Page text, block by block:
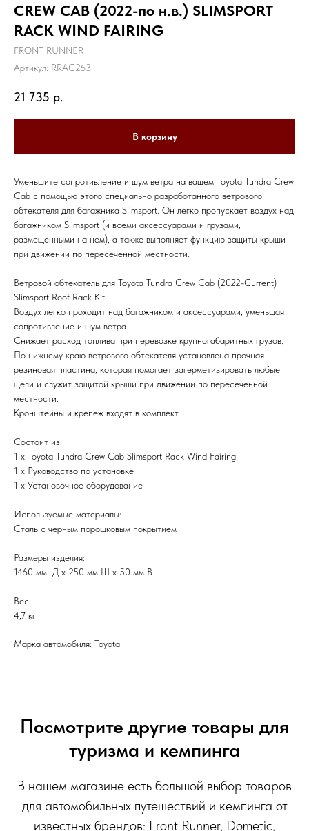
CREW CAB (2022-по н.в.) SLIMSPORT
RACK WIND FAIRING
FRONT RUNNER
Артикул: RRAC263
21 735 р.
В корзину
Уменьшите сопротивление и шум ветра на вашем Toyota Tundra Crew
Cab с помощью этого специально разработанного ветрового
обтекателя для багажника Slimsport. Он легко пропускает воздух над
багажником Slimsport (и всеми аксессуарами и грузами,
размещенными на нем), а также выполняет функцию защиты крыши
при движении по пересеченной местности.
Ветровой обтекатель для Toyota Tundra Crew Cab (2022-Current)
Slimsport Roof Rack Kit.
Воздух легко проходит над багажником и аксессуарами, уменьшая
сопротивление и шум ветра.
Снижает расход топлива при перевозке крупногабаритных грузов.
По нижнему краю ветрового обтекателя установлена прочная
резиновая пластина, которая помогает загерметизировать любые
щели и служит защитой крыши при движении по пересеченной
местности.
Кронштейны и крепеж входят в комплект.
Состоит из:
1 x Toyota Tundra Crew Cab Slimsport Rack Wind Fairing
1 x Руководство по установке
1 x Установочное оборудование
Используемые материалы:
Сталь с черным порошковым покрытием
Размеры изделия:
1460 мм Д x 250 мм Ш x 50 мм В
Вес:
4,7 кг
Марка автомобиля: Toyota
Посмотрите другие товары для
туризма и кемпинга
В нашем магазине есть большой выбор товаров
для автомобильных путешествий и кемпинга от
известных брендов: Front Runner, Dometic,